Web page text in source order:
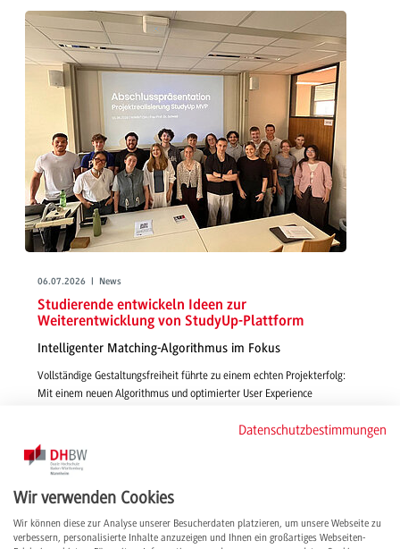
06.07.2026 | News
Studierende entwickeln Ideen zur
Weiterentwicklung von StudyUp-Plattform
Intelligenter Matching-Algorithmus im Fokus
Vollständige Gestaltungsfreiheit führte zu einem echten Projekterfolg:
Mit einem neuen Algorithmus und optimierter User Experience
smarte und passgenaue Features für die Vermittlung von Studienplätzen
über StudyUp.
weiterlesen
Datenschutzbestimmungen
Wir verwenden Cookies
Wir können diese zur Analyse unserer Besucherdaten platzieren, um unsere Webseite zu
verbessern, personalisierte Inhalte anzuzeigen und Ihnen ein großartiges Webseiten-